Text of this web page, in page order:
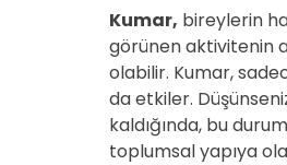
Kumar, bireylerin
görünen aktivitenin
olabilir. Kumar,
da etkiler.
kaldığında, bu
toplumsal yapıya